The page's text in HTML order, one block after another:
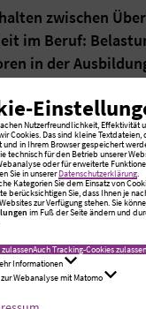
zwischen
im Beruf:
in der
zu
Prophylaxe
oder Abbruch?:
minimieren
das Engagement,
und danken herzlich
Nutzerfreundlichkeit, Effektivität
Cookies. Das sind kleine Textdateien,
in Ihrem Browser gespeichert
technisch für den Betrieb unserer
oder für erweiterte
Sie in unsererDatenschutzerklärung.
Kategorien Sie dem Einsatz von
berücksichtigen Sie, dass Ihnen je
zur Verfügung stehen. Sie
im Fuß der Seite ändern und
Auch Tracking-Cookies zulassen
Informationen
Webanalyse mit Matomo